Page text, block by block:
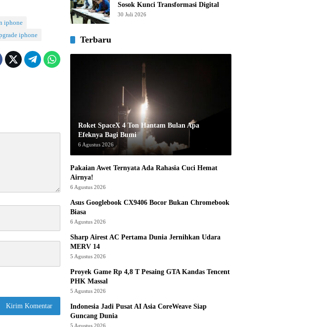
iphone
iphone
Sosok Kunci Transformasi Digital
30 Juli 2026
Terbaru
Roket SpaceX 4 Ton Hantam Bulan Apa
Efeknya Bagi Bumi
6 Agustus 2026
Pakaian Awet Ternyata Ada Rahasia Cuci Hemat
Airnya!
6 Agustus 2026
Asus Googlebook CX9406 Bocor Bukan Chromebook
Biasa
6 Agustus 2026
Sharp Airest AC Pertama Dunia Jernihkan Udara
MERV 14
5 Agustus 2026
Proyek Game Rp 4,8 T Pesaing GTA Kandas Tencent
PHK Massal
5 Agustus 2026
Indonesia Jadi Pusat AI Asia CoreWeave Siap
Guncang Dunia
5 Agustus 2026